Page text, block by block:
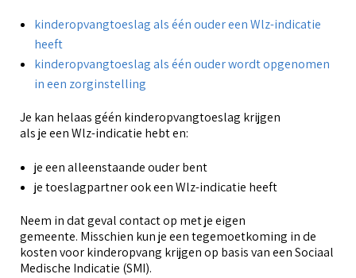
kinderopvangtoeslag als één ouder een Wlz-indicatie
heeft
kinderopvangtoeslag als één ouder wordt opgenomen
in een zorginstelling
Je kan helaas géén kinderopvangtoeslag krijgen
als je een Wlz-indicatie hebt en:
je een alleenstaande ouder bent
je toeslagpartner ook een Wlz-indicatie heeft
Neem in dat geval contact op met je eigen
gemeente. Misschien kun je een tegemoetkoming in de
kosten voor kinderopvang krijgen op basis van een Sociaal
Medische Indicatie (SMI).